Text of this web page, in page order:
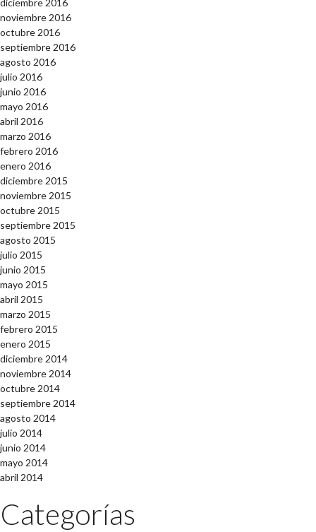
noviembre 2016
octubre 2016
septiembre 2016
agosto 2016
julio 2016
junio 2016
mayo 2016
abril 2016
marzo 2016
febrero 2016
enero 2016
diciembre 2015
noviembre 2015
octubre 2015
septiembre 2015
agosto 2015
julio 2015
junio 2015
mayo 2015
abril 2015
marzo 2015
febrero 2015
enero 2015
diciembre 2014
noviembre 2014
octubre 2014
septiembre 2014
agosto 2014
julio 2014
junio 2014
mayo 2014
abril 2014
Categorías